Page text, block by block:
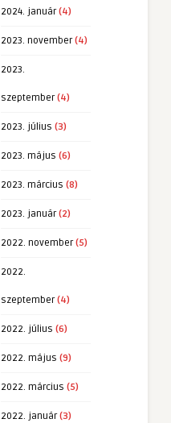
2024. január(4)
2023. november(4)
2023.
szeptember(4)
2023. július (3)
2023. május (6)
2023. március (8)
2023. január(2)
2022. november(5)
2022.
szeptember(4)
2022. július (6)
2022. május (9)
2022. március (5)
2022. január(3)